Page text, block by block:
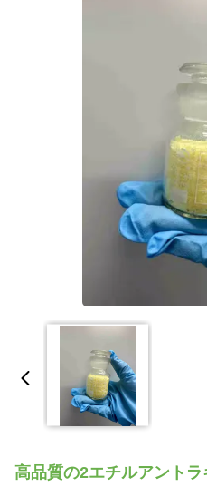
高品質の2エチルアント